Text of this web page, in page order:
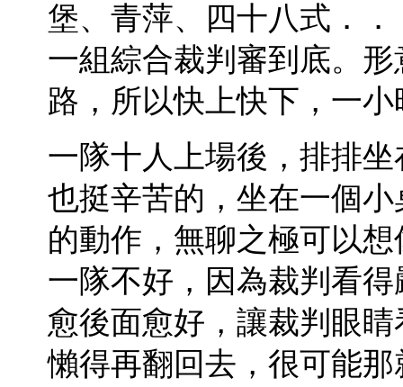
堡、青萍、四十八式．
一組綜合裁判審到底。
路，所以快上快下，一
一隊十人上場後，排排
也挺辛苦的，坐在一個
的動作，無聊之極可以
一隊不好，因為裁判看
愈後面愈好，讓裁判眼
懶得再翻回去，很可能